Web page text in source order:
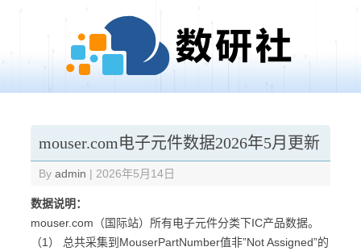
mouser.com电子元件数据2026年5月更新
By admin | 2026年5月14日
数据说明：
mouser.com（国际站）所有电子元件分类下IC产品数据。
（1） 总共采集到MouserPartNumber值非”Not Assigned”的